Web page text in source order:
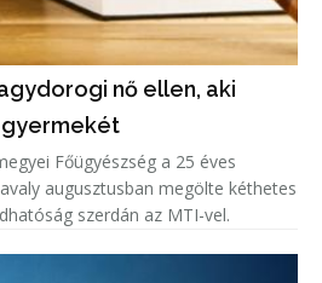
nő ellen, aki
Főügyészség a 25 éves
augusztusban megölte kéthetes
szerdán az MTI-vel.